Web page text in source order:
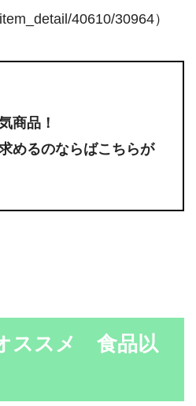
40610/30964）
商品！
めるのならばこちらが
ススメ 食品以